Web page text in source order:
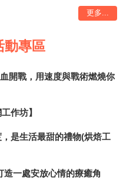
更多...
動專區
開戰，用速度與戰術燃燒你
作坊】
是生活最甜的禮物(烘焙工
造一處安放心情的療癒角